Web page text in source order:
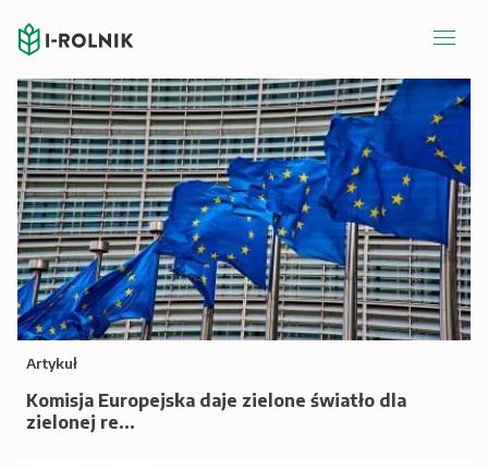
Artykuł
Komisja Europejska daje zielone światło dla
zielonej re...